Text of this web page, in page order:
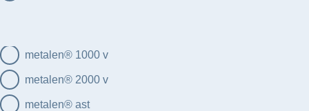
metalen® 1000 v
metalen® 2000 v
metalen® ast